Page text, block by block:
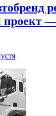
—